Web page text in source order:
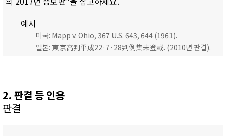
예시
미국: Mapp v. Ohio, 367 U.S. 643, 644 (1961).
일본: 東京高判平成22·7·28判例集未登載. (2010년 판결).
2. 판결 등 인용
판결